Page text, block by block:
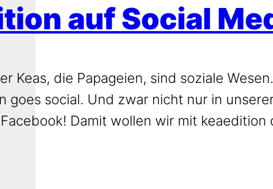
auf Social
Keas, die Papageien, sind soziale
goes social. Und zwar nicht nur in
Damit wollen wir mit